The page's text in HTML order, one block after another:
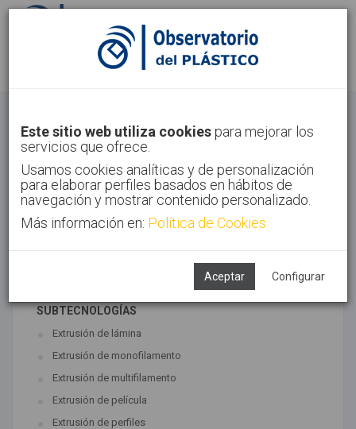
Identifícate Regístrate
Inicio Tecnologías Extrusión
Este sitio web utiliza cookies para mejorar los
servicios que ofrece.
Usamos cookies analíticas y de personalización
para elaborar perfiles basados en hábitos de
navegación y mostrar contenido personalizado.
Más información en: Política de Cookies
Aceptar Configurar
TECNOLOGÍAS ASOCIADAS
SUBTECNOLOGÍAS
Extrusión de lámina
Extrusión de monofilamento
Extrusión de multifilamento
Extrusión de película
Extrusión de perfiles